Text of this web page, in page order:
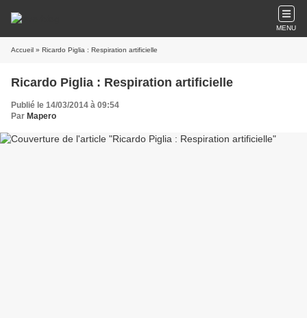
MENU
Accueil » Ricardo Piglia : Respiration artificielle
Ricardo Piglia : Respiration artificielle
Publié le 14/03/2014 à 09:54
Par Mapero